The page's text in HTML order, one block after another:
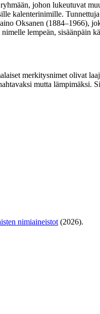
johon lukeutuvat
kalenterinimille.
Oksanen (1884–1966),
lempeän, sisäänpäin
merkitysnimet olivat
mutta lämpimäksi.
nimiaineistot (2026).